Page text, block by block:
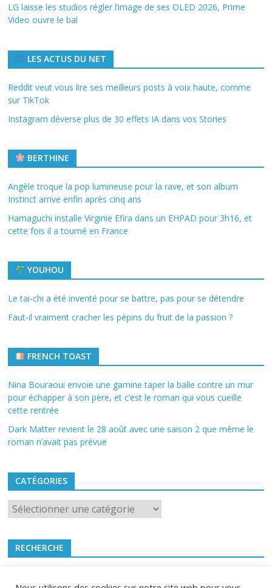
LG laisse les studios régler l’image de ses OLED 2026, Prime
Video ouvre le bal
LES ACTUS DU NET
Reddit veut vous lire ses meilleurs posts à voix haute, comme
sur TikTok
Instagram déverse plus de 30 effets IA dans vos Stories
BERTHINE
Angèle troque la pop lumineuse pour la rave, et son album
Instinct arrive enfin après cinq ans
Hamaguchi installe Virginie Efira dans un EHPAD pour 3h16, et
cette fois il a tourné en France
YOUHOU
Le tai-chi a été inventé pour se battre, pas pour se détendre
Faut-il vraiment cracher les pépins du fruit de la passion ?
FRENCH TOAST
Nina Bouraoui envoie une gamine taper la balle contre un mur
pour échapper à son père, et c’est le roman qui vous cueille
cette rentrée
Dark Matter revient le 28 août avec une saison 2 que même le
roman n’avait pas prévue
CATÉGORIES
Catégories
RECHERCHE